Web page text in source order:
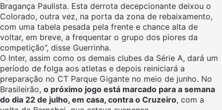
Bragança Paulista. Esta derrota decepcionante deixou o
Colorado, outra vez, na porta da zona de rebaixamento,
com uma tabela pesada pela frente e chance alta de
voltar, em breve, a frequentar o grupo dos piores da
competição”, disse Guerrinha.
O Inter, assim como os demais clubes da Série A, dará um
período de folga aos atletas e depois reiniciará a
preparação no CT Parque Gigante no meio de junho. No
Brasileirão, o próximo jogo está marcado para a semana
do dia 22 de julho, em casa, contra o Cruzeiro, com a